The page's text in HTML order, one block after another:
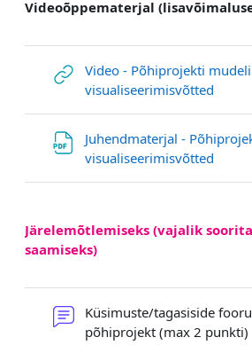
Videoõppematerjal
Video - Põhiprojekti mudeli
visualiseerimisvõtted
Juhendmaterjal -
visualiseerimisvõtted
Järelemõtlemiseks (vajalik
saamiseks)
Küsimuste/tagasiside
põhiprojekt (max 2 punkti)